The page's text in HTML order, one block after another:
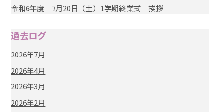
令和6年度 7月20日（土）1学期終業式 挨拶
過去ログ
2026年7月
2026年4月
2026年3月
2026年2月